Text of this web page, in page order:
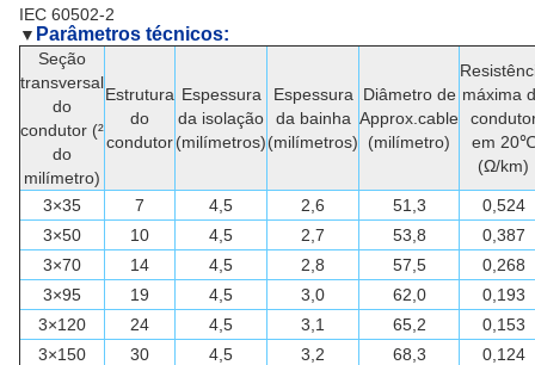
IEC 60502-2
▼ Parâmetros técnicos:
Seção
transversal
do
condutor (²
do
milímetro)
Estrutura
do
condutor
Espessura
da isolação
(milímetros)
Espessura
da bainha
(milímetros)
Diâmetro de
Approx.cable
(milímetro)
máxima
em 20℃
(Ω/km)
3×35 7 4,5 2,6 51,3
0,524
3×50
10 4,5 2,7 53,8
0,387
3×70
14 4,5 2,8 57,5
0,268
3×95
19 4,5 3,0 62,0
0,193
3×120
24 4,5 3,1 65,2
0,153
3×150
30 4,5 3,2 68,3
0,124